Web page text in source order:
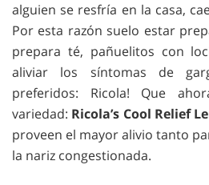
alguien se resfría en la casa,
Por esta razón suelo estar
prepara té, pañuelitos con
aliviar los síntomas de
preferidos: Ricola! Que
variedad: Ricola’s Cool Relief
proveen el mayor alivio tanto
la nariz congestionada.